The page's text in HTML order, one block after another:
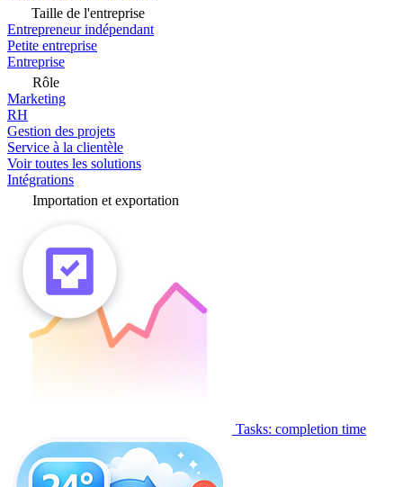
Taille de l'entreprise
Entrepreneur indépendant
Petite entreprise
Entreprise
Rôle
Marketing
RH
Gestion des projets
Service à la clientèle
Voir toutes les solutions
Intégrations
Importation et exportation
Tasks: completion time